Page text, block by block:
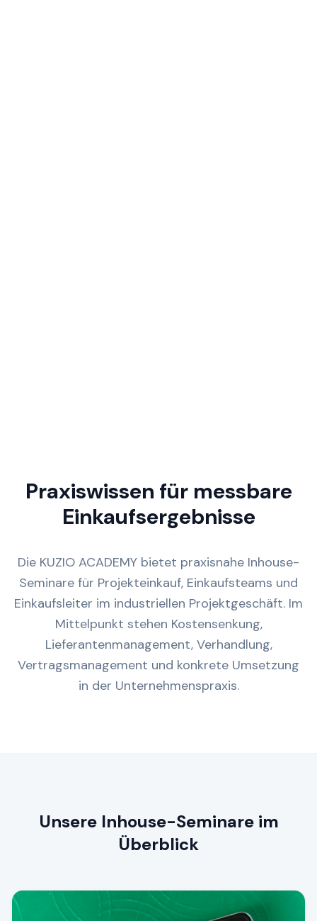
Praxiswissen für messbare
Einkaufsergebnisse
Die KUZIO ACADEMY bietet praxisnahe Inhouse-
Seminare für Projekteinkauf, Einkaufsteams und
Einkaufsleiter im industriellen Projektgeschäft. Im
Mittelpunkt stehen Kostensenkung,
Lieferantenmanagement, Verhandlung,
Vertragsmanagement und konkrete Umsetzung
in der Unternehmenspraxis.
Unsere Inhouse-Seminare im
Überblick